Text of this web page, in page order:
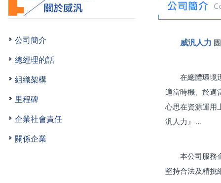
公司簡介
總經理的話
組織架構
里程碑
企業社會責任
關係企業
威汎人力
在總體環境
適當時機、於適
心思在資源運用
汎人力』…
本公司服務
堅持合法及精挑